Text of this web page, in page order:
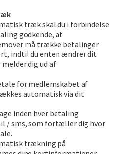
træk skal du i forbindelse
godkende, at
må trække betalinger
indtil du enten ændrer dit
dig ud af
for medlemskabet af
automatisk via dit
inden hver betaling
/ sms, som fortæller dig hvor
trækning på